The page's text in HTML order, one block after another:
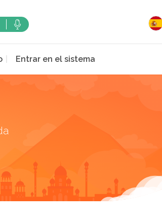
Entrar en el sistema